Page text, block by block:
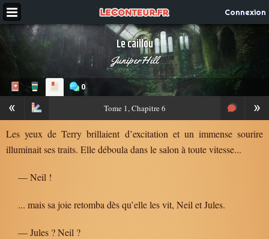
Connexion
Le caillou
JuniperHill
0
« »
Tome1, Chapitre 6
Les yeux de Terry brillaient d’excitation et un immense sourire
illuminait ses traits. Elle déboula dans le salon à toute vitesse...
— Neil !
... mais sa joie retomba dès qu’elle les vit, Neil et Jules.
— Jules ? Neil ?